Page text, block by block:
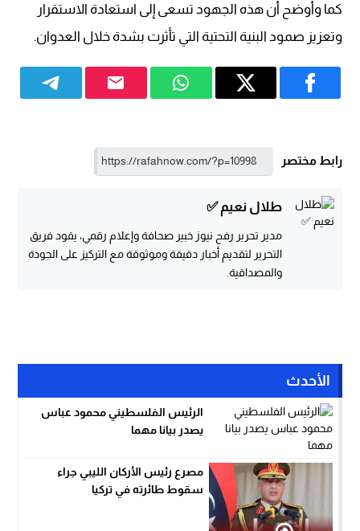
كما وأوضح أن هذه الجهود تسعى إلى استعادة الاستقرار
وتعزيز صمود البنية التحتية التي تأثرت بشدة خلال العدوان.
رابط مختصر
طلال نعيم ✅
مدير تحرير رفح نيوز خبير صحافة وإعلام رقمي، يقود فريق
التحرير لتقديم أخبار دقيقة وموثوقة مع التركيز على الجودة
والمصداقية.
الأحدث
الرئيس الفلسطيني محمود عباس
يصدر بيانا مهما
مصرع رئيس الأركان الليبي جراء
سقوط طائرته في تركيا